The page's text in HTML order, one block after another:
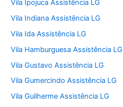
Vila Ipojuca Assistência LG
Vila Indiana Assistência LG
Vila Ida Assistência LG
Vila Hamburguesa Assistência LG
Vila Gustavo Assistência LG
Vila Gumercindo Assistência LG
Vila Guilherme Assistência LG